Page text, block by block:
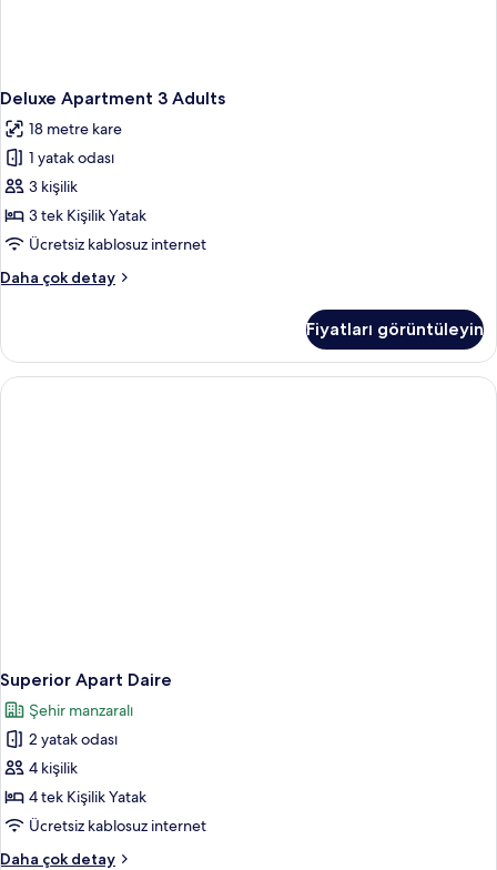
Deluxe Apartment 3 Adults
18 metre kare
1 yatak odası
3 kişilik
3 tek Kişilik Yatak
Ücretsiz kablosuz internet
Daha çok detay
Deluxe
hakkında
daha
fazla
Fiyatları görüntüleyin
Superior Apart Daire
Şehir manzaralı
2 yatak odası
4 kişilik
4 tek Kişilik Yatak
Ücretsiz kablosuz internet
Daha çok detay
Superior